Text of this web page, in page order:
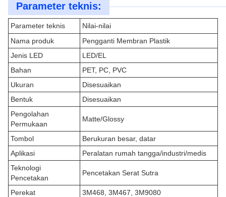
Parameter teknis:
Parameter teknis
Nilai-nilai
Nama produk
Pengganti Membran Plastik
Jenis LED
LED/EL
Bahan
PET, PC, PVC
Ukuran
Disesuaikan
Bentuk
Disesuaikan
Pengolahan
Permukaan
Matte/Glossy
Tombol
Berukuran besar, datar
Aplikasi
Peralatan rumah tangga/industri/medis
Teknologi
Pencetakan
Pencetakan Serat Sutra
Perekat 3M468, 3M467, 3M9080